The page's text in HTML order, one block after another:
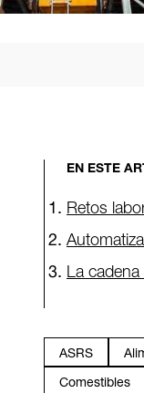
EN ESTE
Retos
La
ASRS
Comestibles